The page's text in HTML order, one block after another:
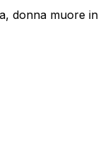
donna muore in